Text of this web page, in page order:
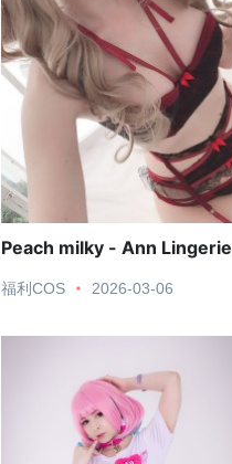
Peach milky - Ann Lingerie
福利COS 2026-03-06